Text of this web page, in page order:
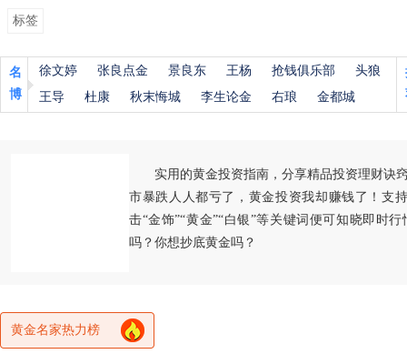
标签
名
博
徐文婷 张良点金 景良东 王杨 抢钱俱乐部
头狼
王导
杜康 秋末悔城 李生论金 右琅 金都城
实用的黄金投资指南，分享精品投资理财诀
市暴跌人人都亏了，黄金投资我却赚钱了！支
击“金饰”“黄金”“白银”等关键词便可知晓即时
吗？你想抄底黄金吗？
黄金名家热力榜